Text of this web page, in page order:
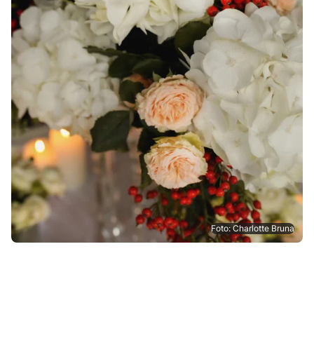
Foto: Charlotte Bruna